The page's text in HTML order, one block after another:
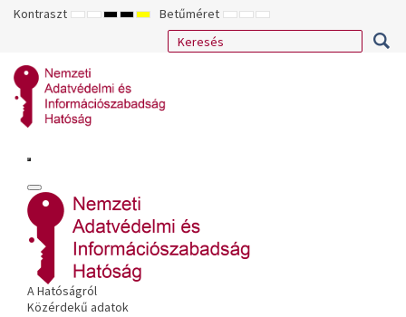
Kontraszt ALAPÉRTELMEZETT
ÉJSZAKAI
NAGY
KONTRASZTÚ
NAGY
KONTRASZTÚ
NAGY
KONTRASZTÚ
SÁRGA
FEKETE
Betűméret KISEBB
BETŰTÍPUS
ALAPÉRTELMEZETT
BETŰMÉRET
NAGYOBB
BETŰMÉRET
A Hatóságról
Közérdekű adatok